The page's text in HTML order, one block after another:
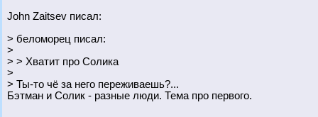
John Zaitsev писал:
> беломорец писал:
>
> > Хватит про Солика
>
> Ты-то чё за него переживаешь?...
Бэтман и Солик - разные люди. Тема про первого.